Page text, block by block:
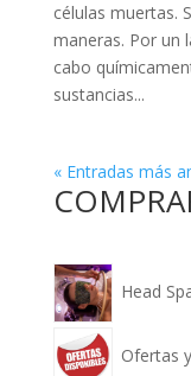
células muertas.
maneras. Por un
cabo
sustancias...
« Entradas más
Head
Ofertas